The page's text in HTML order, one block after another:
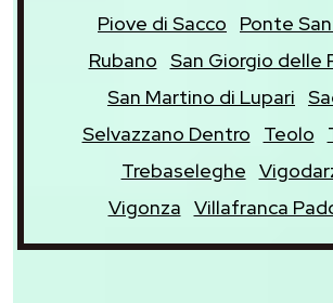
Piove di Sacco
Ponte
Rubano San Giorgio delle
San Martino di Lupari
Selvazzano Dentro
Teolo
Trebaseleghe
Vigonza Villafranca